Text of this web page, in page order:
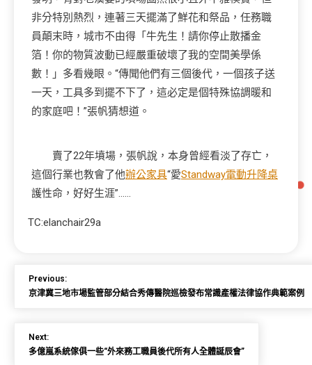
非分特別熱烈，連著三天擺滿了鮮花和祭品，任務職
員顛末時，城市不由得「牛先生！請你停止散播金
箔！你的物質波動已經嚴重破壞了我的空間美學係
數！」多看幾眼。“傳聞他們有三個後代，一個孩子送
一天，工具多到擺不下了，這必定是個特殊協調暖和
的家庭吧！”張帆猜想道。
賣了22年墳場，張帆說，本身曾經看淡了存亡，
這個行業也教會了他辦公家具“愛Standway電動升降桌
護性命，好好生涯”……
TC:elanchair29a
Previous:
京津冀三地市場監管部分結合秀傳醫院巡檢發布常識產權法律協作典範案例
Next:
多億嵐系統傢俱一些“外來務工職員後代所有人全體誕辰會”